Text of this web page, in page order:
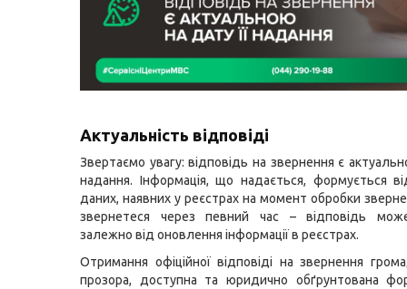
Актуальність відповіді
Звертаємо увагу: відповідь на звернення є
надання. Інформація, що надається, формується
даних, наявних у реєстрах на момент обробки
звернетеся через певний час – відповідь
залежно від оновлення інформації в реєстрах.
Отримання офіційної відповіді на звернення
прозора, доступна та юридично обґрунтована